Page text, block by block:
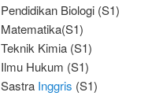
Pendidikan Biologi (S1)
Matematika(S1)
Teknik Kimia (S1)
Ilmu Hukum (S1)
Sastra Inggris (S1)